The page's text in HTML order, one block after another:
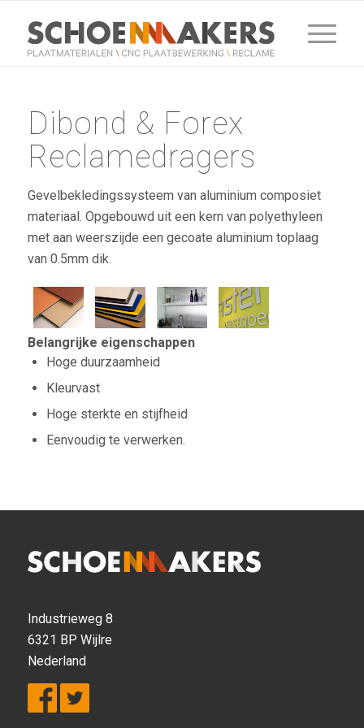
Dibond & Forex
Reclamedragers
Gevelbekledingssysteem van aluminium composiet
materiaal. Opgebouwd uit een kern van polyethyleen
met aan weerszijde een gecoate aluminium toplaag
van 0.5mm dik.
Belangrijke eigenschappen
Hoge duurzaamheid
Kleurvast
Hoge sterkte en stijfheid
Eenvoudig te verwerken.
Industrieweg 8
6321 BP Wijlre
Nederland